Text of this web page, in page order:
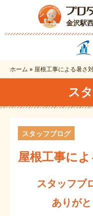
金沢駅
ホーム » 屋根工事による暑さ
ス
屋根工事に
スタッフブログ
スタッフブ
ありが